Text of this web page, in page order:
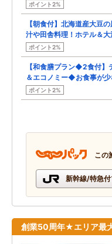
ポイント2%
【朝食付】北海道産大豆
汁や田舎料理！ホテル＆大
ポイント2%
【和食膳プラン◆2食付】
＆エコノミー◆お食事が少
ポイント2%
この
新幹線/特急
創業50周年★エリア最